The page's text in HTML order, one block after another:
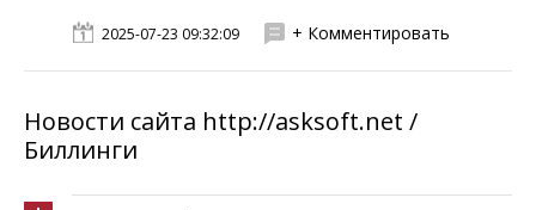
2025-07-23 09:32:09 + Комментировать
Новости сайта http://asksoft.net /
Биллинги